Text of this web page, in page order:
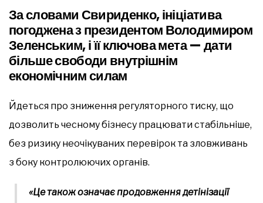
За словами Свириденко, ініціатива
погоджена з президентом Володимиром
Зеленським, і її ключова мета — дати
більше свободи внутрішнім
економічним силам
Йдеться про зниження регуляторного тиску, що
дозволить чесному бізнесу працювати стабільніше,
без ризику неочікуваних перевірок та зловживань
з боку контролюючих органів.
«Це також означає продовження детінізації